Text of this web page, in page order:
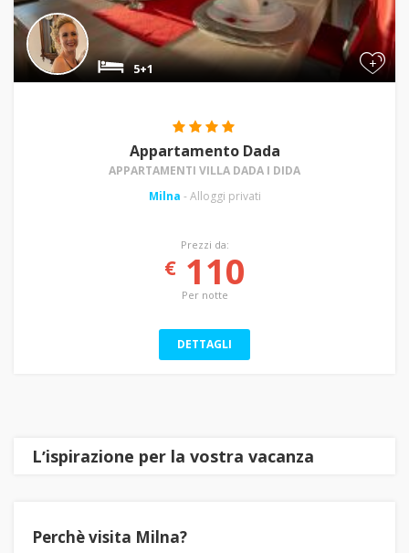
+
5+1
Appartamento Dada
APPARTAMENTI VILLA DADA I DIDA
Milna - Alloggi privati
Prezzi da:
€110
Per notte
DETTAGLI
Lʼispirazione per la vostra vacanza
Perchè visita Milna?